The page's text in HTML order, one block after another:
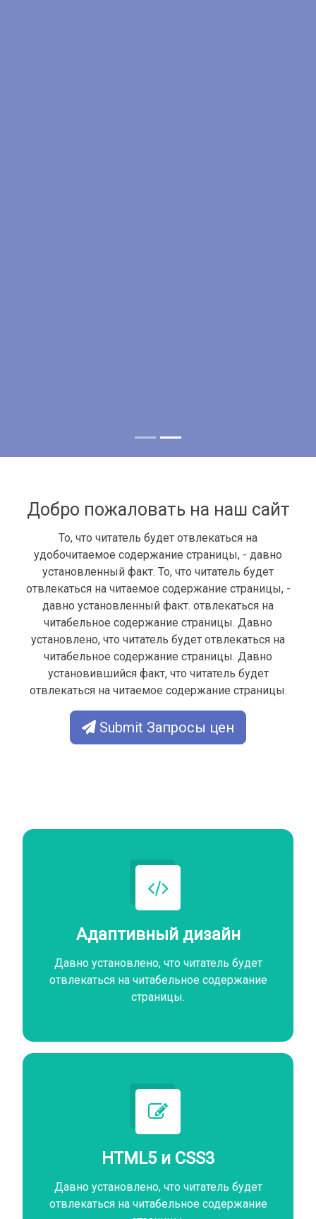
Добро пожаловать на наш сайт
То, что читатель будет отвлекаться на
удобочитаемое содержание страницы, - давно
установленный факт. То, что читатель будет
отвлекаться на читаемое содержание страницы, -
давно установленный факт. отвлекаться на
читабельное содержание страницы. Давно
установлено, что читатель будет отвлекаться на
читабельное содержание страницы. Давно
установившийся факт, что читатель будет
отвлекаться на читаемое содержание страницы.
Submit Запросы цен
Адаптивный дизайн
Давно установлено, что читатель будет
отвлекаться на читабельное содержание
страницы.
HTML5 и CSS3
Давно установлено, что читатель будет
отвлекаться на читабельное содержание